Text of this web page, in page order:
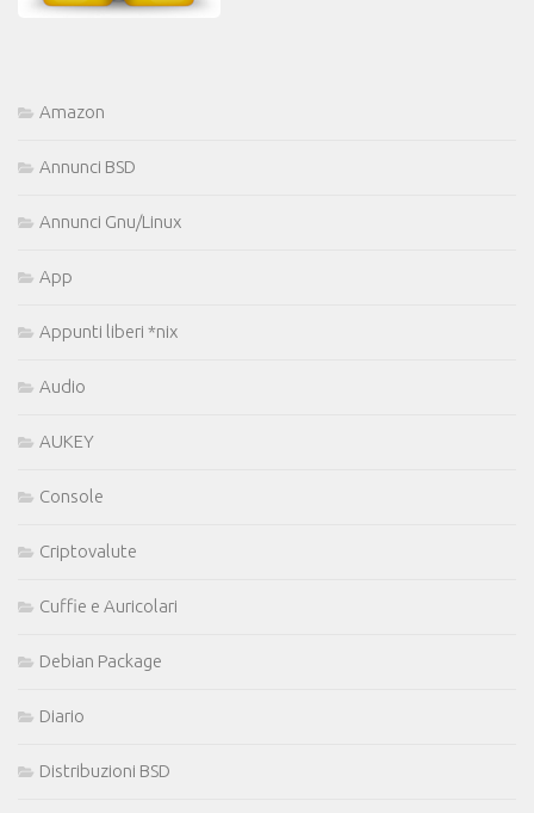
Amazon
Annunci BSD
Annunci Gnu/Linux
App
Appunti liberi *nix
Audio
AUKEY
Console
Criptovalute
Cuffie e Auricolari
Debian Package
Diario
Distribuzioni BSD